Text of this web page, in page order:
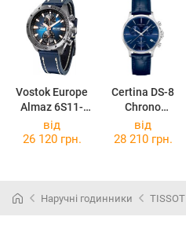
Vostok Europe
Almaz 6S11-
320A675
Certina DS-8
Chrono
C045.417.16.0
41.00
від
26 120 грн.
від
28 210 грн.
Наручні годинники TISSOT